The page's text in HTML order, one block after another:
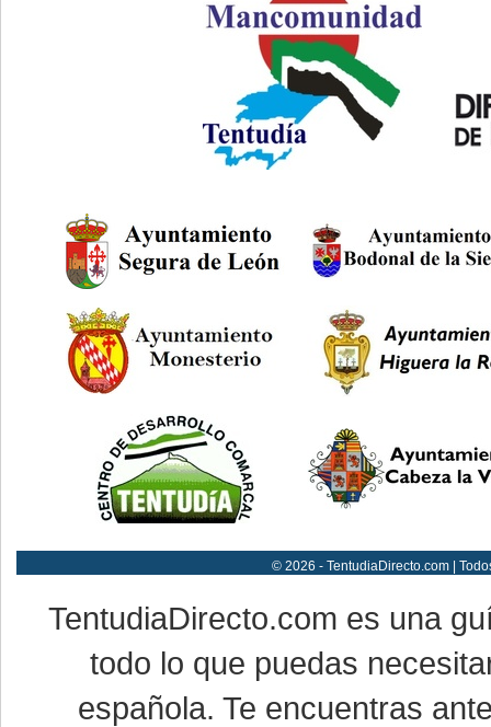
© 2026 - TentudiaDirecto.com |
TentudiaDirecto.com es una
todo lo que puedas
española. Te encuentras